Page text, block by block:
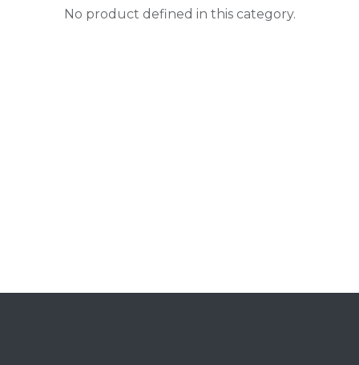
No product defined in this category.